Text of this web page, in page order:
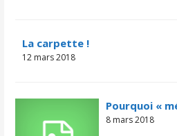
La carpette !
12 mars 2018
Pourquoi «
8 mars 2018